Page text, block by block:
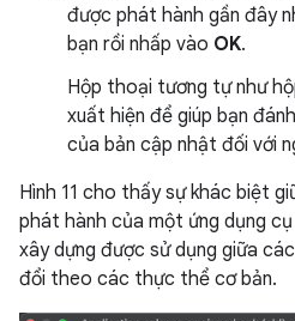
được phát hành gần đây
bạn rồi nhấp vào OK.
Hộp thoại tương tự như
xuất hiện để giúp bạn
của bản cập nhật đối với
Hình 11 cho thấy sự khác biệt
phát hành của một ứng dụng
xây dựng được sử dụng giữa
đổi theo các thực thể cơ bản.